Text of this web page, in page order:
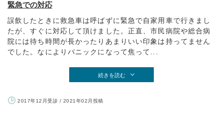
緊急での対応
誤飲したときに救急車は呼ばずに緊急で自家用車で行きまし
たが、すぐに対応して頂けました。正直、市民病院や総合病
院には待ち時間が長かったりあまりいい印象は持ってません
でした。なによりパニックになって焦って...
続きを読む
2017年12月受診 / 2021年02月投稿